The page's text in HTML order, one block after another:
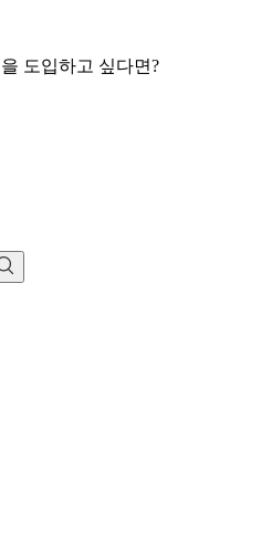
을 도입하고 싶다면?